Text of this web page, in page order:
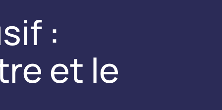
:
et le